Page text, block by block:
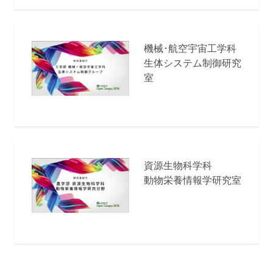
機械･航空宇宙工学科
生体システム制御研究
室
資源生物科学科
動物栄養情報学研究室